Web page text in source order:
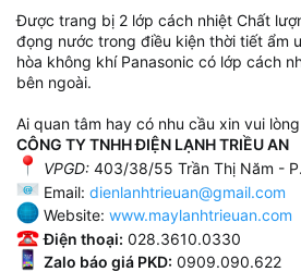
Được trang bị 2 lớp cách nhiệt Chất
đọng nước trong điều kiện thời tiết ẩm
hòa không khí Panasonic có lớp cách
bên ngoài.
Ai quan tâm hay có nhu cầu xin vui
CÔNG TY TNHH ĐIỆN LẠNH TRIỀU AN
VPGD:403/38/55 Trần Thị Năm -
Email: dienlanhtrieuan@gmail.com
Website: www.maylanhtrieuan.com
Điện thoại: 028.3610.0330
Zalo báo giá PKD: 0909.090.622